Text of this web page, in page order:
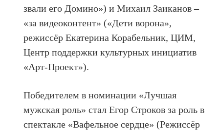
звали его Домино») и Михаил Заиканов –
«за видеоконтент» («Дети ворона»,
режиссёр Екатерина Корабельник, ЦИМ,
Центр поддержки культурных инициатив
«Арт-Проект»).
Победителем в номинации «Лучшая
мужская роль» стал Егор Строков за роль в
спектакле «Вафельное сердце» (Режиссёр